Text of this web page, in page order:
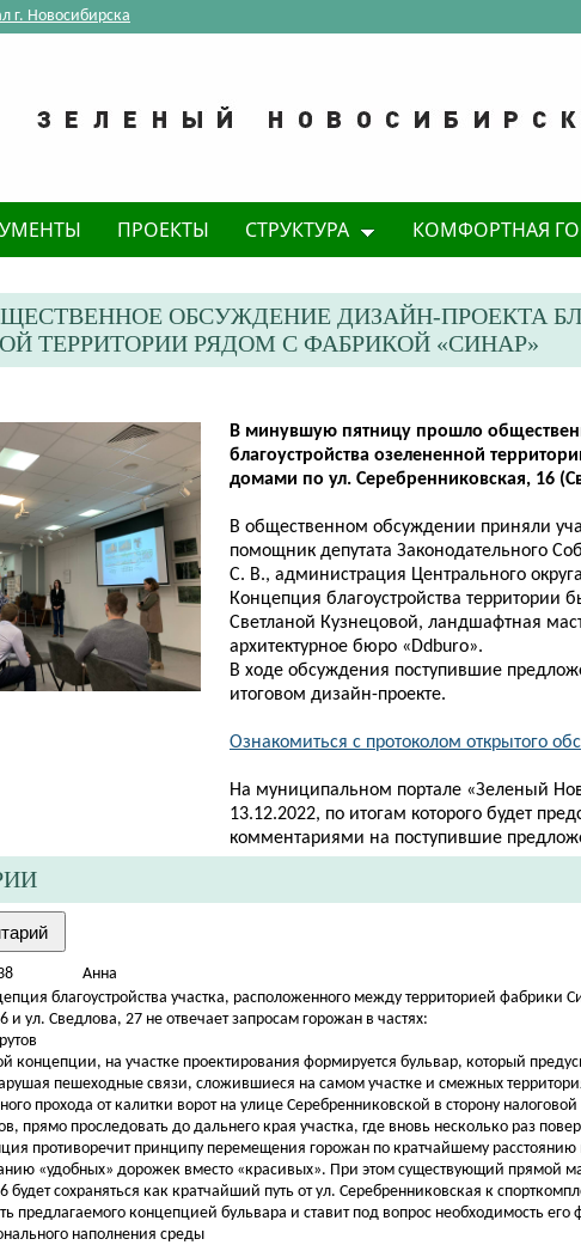
г. Новосибирска
ПРОЕКТЫ СТРУКТУРА КОМФОРТНАЯ
ОБСУЖДЕНИЕ ДИЗАЙН-ПРОЕКТА
ТЕРРИТОРИИ РЯДОМ С ФАБРИКОЙ «СИНАР»
В минувшую пятницу прошло
благоустройства озелененной
домами по ул. Серебренниковская, 16
В общественном обсуждении приняли
помощник депутата Законодательного
С. В., администрация Центрального
Концепция благоустройства территории
Светланой Кузнецовой, ландшафтная
архитектурное бюро «Ddburo».
В ходе обсуждения поступившие
итоговом дизайн-проекте.
Ознакомиться с протоколом открытого
На муниципальном портале «Зеленый
13.12.2022, по итогам которого будет
комментариями на поступившие
Aнна
благоустройства участка, расположенного между территорией фабрики
и ул. Сведлова, 27 не отвечает запросам горожан в частях:
концепции, на участке проектирования формируется бульвар, который
пешеходные связи, сложившиеся на самом участке и смежных
прохода от калитки ворот на улице Серебренниковской в сторону
прямо проследовать до дальнего края участка, где вновь несколько раз
противоречит принципу перемещения горожан по кратчайшему
«удобных» дорожек вместо «красивых». При этом существующий прямой
будет сохраняться как кратчайший путь от ул. Серебренниковская к
предлагаемого концепцией бульвара и ставит под вопрос необходимость
наполнения среды